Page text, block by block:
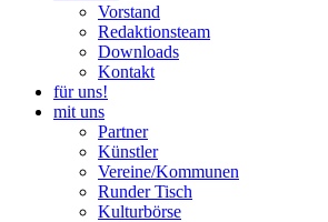
Vorstand
Redaktionsteam
Downloads
Kontakt
für uns!
mit uns
Partner
Künstler
Vereine/Kommunen
Runder Tisch
Kulturbörse